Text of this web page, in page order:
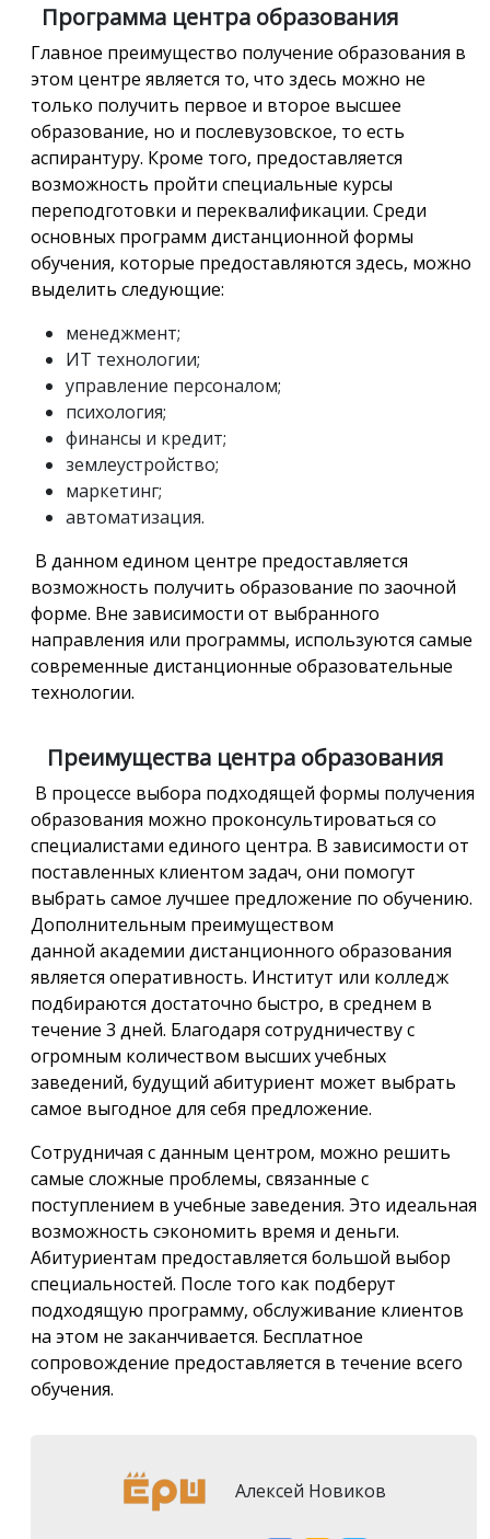
Программа центра образования
Главное преимущество получение образования в
этом центре является то, что здесь можно не
только получить первое и второе высшее
образование, но и послевузовское, то есть
аспирантуру. Кроме того, предоставляется
возможность пройти специальные курсы
переподготовки и переквалификации. Среди
основных программ дистанционной формы
обучения, которые предоставляются здесь, можно
выделить следующие:
менеджмент;
ИТ технологии;
управление персоналом;
психология;
финансы и кредит;
землеустройство;
маркетинг;
автоматизация.
В данном едином центре предоставляется
возможность получить образование по заочной
форме. Вне зависимости от выбранного
направления или программы, используются самые
современные дистанционные образовательные
технологии.
Преимущества центра образования
В процессе выбора подходящей формы получения
образования можно проконсультироваться со
специалистами единого центра. В зависимости от
поставленных клиентом задач, они помогут
выбрать самое лучшее предложение по обучению.
Дополнительным преимуществом
данной академии дистанционного образования
является оперативность. Институт или колледж
подбираются достаточно быстро, в среднем в
течение 3 дней. Благодаря сотрудничеству с
огромным количеством высших учебных
заведений, будущий абитуриент может выбрать
самое выгодное для себя предложение.
Сотрудничая с данным центром, можно решить
самые сложные проблемы, связанные с
поступлением в учебные заведения. Это идеальная
возможность сэкономить время и деньги.
Абитуриентам предоставляется большой выбор
специальностей. После того как подберут
подходящую программу, обслуживание клиентов
на этом не заканчивается. Бесплатное
сопровождение предоставляется в течение всего
обучения.
Алексей Новиков